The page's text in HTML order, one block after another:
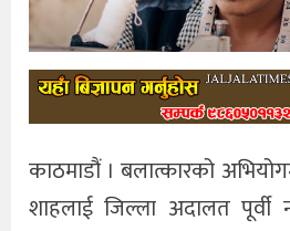
काठमाडौं । बलात्कारको
शाहलाई जिल्ला अदालत